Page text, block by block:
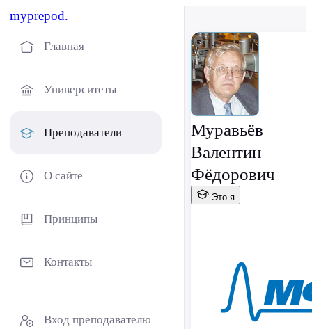
myprepod.
Главная
Университеты
Преподаватели
О сайте
Принципы
Контакты
Вход преподавателю
Муравьёв
Валентин
Фёдорович
Это я